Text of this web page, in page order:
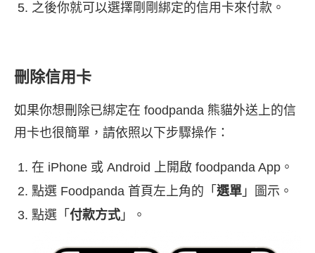
之後你就可以選擇剛剛綁定的信用卡來付款。
刪除信用卡
如果你想刪除已綁定在 foodpanda 熊貓外送上的信
用卡也很簡單，請依照以下步驟操作：
在 iPhone 或 Android 上開啟 foodpanda App。
點選 Foodpanda 首頁左上角的「 選單 」圖示。
點選「 付款方式 」。